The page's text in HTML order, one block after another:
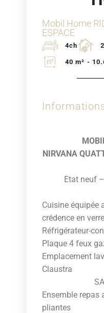
Mobil Home
ESPACE
4ch
40 m² -
NIRVANA
Etat neuf
Cuisine équipée
crédence en
Réfrigérateur-
Plaque 4 feux
Emplacement
Claustra
Ensemble repas
pliantes